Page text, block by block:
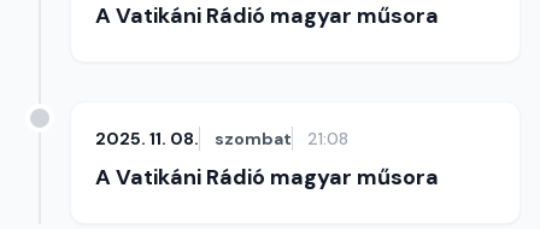
A Vatikáni Rádió magyar műsora
2025. 11. 08. szombat 21:08
A Vatikáni Rádió magyar műsora